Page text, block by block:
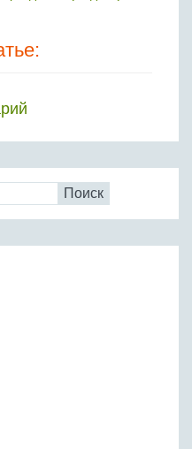
Поиск